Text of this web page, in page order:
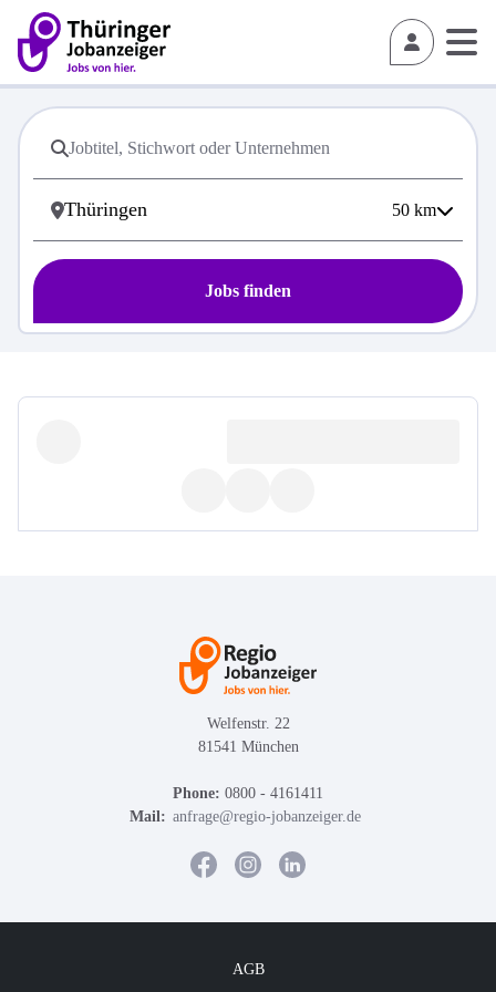
50 km
Jobs finden
Welfenstr. 22
81541 München
Phone: 0800 - 4161411
Mail: anfrage@regio-jobanzeiger.de
AGB